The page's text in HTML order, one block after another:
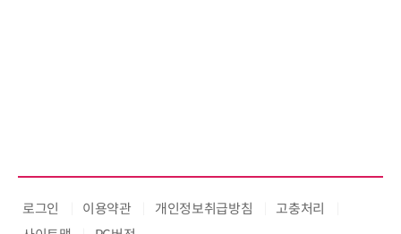
로그인 이용약관 개인정보취급방침
고충처리